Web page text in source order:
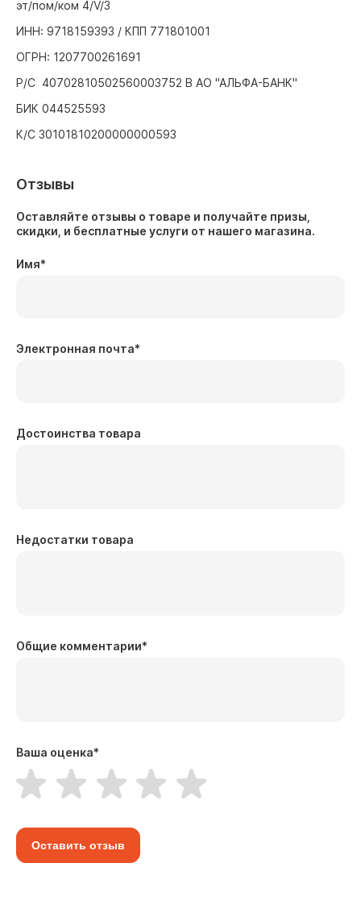
эт/пом/ком 4/V/3
ИНН: 9718159393 / КПП 771801001
ОГРН: 1207700261691
Р/С 40702810502560003752 В АО "АЛЬФА-БАНК"
БИК 044525593
К/С 30101810200000000593
Отзывы
Оставляйте отзывы о товаре и получайте призы,
скидки, и бесплатные услуги от нашего магазина.
Имя*
Электронная почта*
Достоинства товара
Недостатки товара
Общие комментарии*
Ваша оценка*
Оставить отзыв